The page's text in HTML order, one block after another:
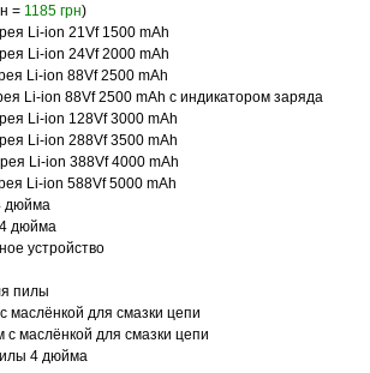
= 1185 грн)
Li-ion 21Vf 1500 mAh
Li-ion 24Vf 2000 mAh
Li-ion 88Vf 2500 mAh
Li-ion 88Vf 2500 mAh с индикатором заряда
Li-ion 128Vf 3000 mAh
Li-ion 288Vf 3500 mAh
Li-ion 388Vf 4000 mAh
Li-ion 588Vf 5000 mAh
дюйма
дюйма
устройство
пилы
маслёнкой для смазки цепи
с маслёнкой для смазки цепи
4 дюйма